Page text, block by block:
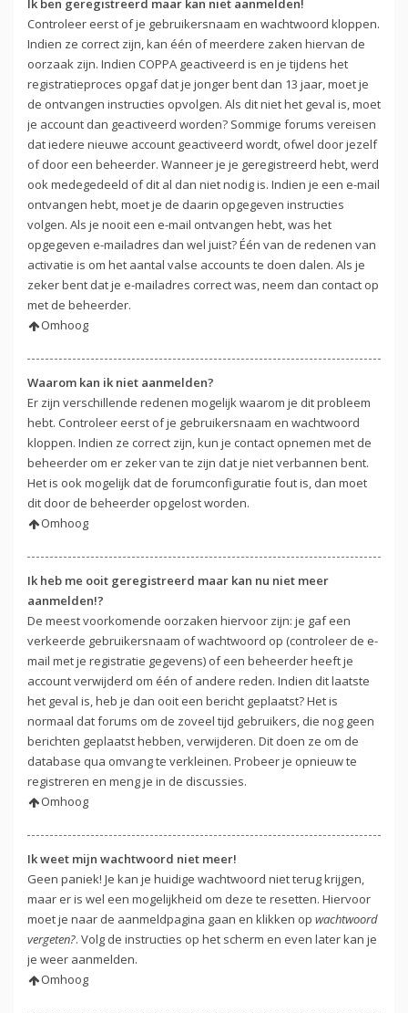
Ik ben geregistreerd maar kan niet aanmelden!
Controleer eerst of je gebruikersnaam en wachtwoord kloppen.
Indien ze correct zijn, kan één of meerdere zaken hiervan de
oorzaak zijn. Indien COPPA geactiveerd is en je tijdens het
registratieproces opgaf dat je jonger bent dan 13 jaar, moet je
de ontvangen instructies opvolgen. Als dit niet het geval is, moet
je account dan geactiveerd worden? Sommige forums vereisen
dat iedere nieuwe account geactiveerd wordt, ofwel door jezelf
of door een beheerder. Wanneer je je geregistreerd hebt, werd
ook medegedeeld of dit al dan niet nodig is. Indien je een e-mail
ontvangen hebt, moet je de daarin opgegeven instructies
volgen. Als je nooit een e-mail ontvangen hebt, was het
opgegeven e-mailadres dan wel juist? Één van de redenen van
activatie is om het aantal valse accounts te doen dalen. Als je
zeker bent dat je e-mailadres correct was, neem dan contact op
met de beheerder.
Omhoog
Waarom kan ik niet aanmelden?
Er zijn verschillende redenen mogelijk waarom je dit probleem
hebt. Controleer eerst of je gebruikersnaam en wachtwoord
kloppen. Indien ze correct zijn, kun je contact opnemen met de
beheerder om er zeker van te zijn dat je niet verbannen bent.
Het is ook mogelijk dat de forumconfiguratie fout is, dan moet
dit door de beheerder opgelost worden.
Omhoog
Ik heb me ooit geregistreerd maar kan nu niet meer
aanmelden!?
De meest voorkomende oorzaken hiervoor zijn: je gaf een
verkeerde gebruikersnaam of wachtwoord op (controleer de e-
mail met je registratie gegevens) of een beheerder heeft je
account verwijderd om één of andere reden. Indien dit laatste
het geval is, heb je dan ooit een bericht geplaatst? Het is
normaal dat forums om de zoveel tijd gebruikers, die nog geen
berichten geplaatst hebben, verwijderen. Dit doen ze om de
database qua omvang te verkleinen. Probeer je opnieuw te
registreren en meng je in de discussies.
Omhoog
Ik weet mijn wachtwoord niet meer!
Geen paniek! Je kan je huidige wachtwoord niet terug krijgen,
maar er is wel een mogelijkheid om deze te resetten. Hiervoor
moet je naar de aanmeldpagina gaan en klikken op wachtwoord
vergeten?. Volg de instructies op het scherm en even later kan je
je weer aanmelden.
Omhoog